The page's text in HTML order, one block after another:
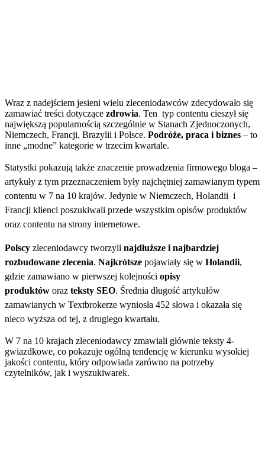
Wraz z nadejściem jesieni wielu zleceniodawców zdecydowało się
zamawiać treści dotyczące zdrowia. Ten typ contentu cieszył się
największą popularnością szczególnie w Stanach Zjednoczonych,
Niemczech, Francji, Brazylii i Polsce. Podróże, praca i biznes – to
inne „modne” kategorie w trzecim kwartale.
Statystki pokazują także znaczenie prowadzenia firmowego bloga –
artykuły z tym przeznaczeniem były najchętniej zamawianym typem
contentu w 7 na 10 krajów. Jedynie w Niemczech, Holandii i
Francji klienci poszukiwali przede wszystkim opisów produktów
oraz contentu na strony internetowe.
Polscy zleceniodawcy tworzyli najdłuższe i najbardziej
rozbudowane zlecenia. Najkrótsze pojawiały się w Holandii,
gdzie zamawiano w pierwszej kolejności opisy
produktów oraz teksty SEO. Średnia długość artykułów
zamawianych w Textbrokerze wyniosła 452 słowa i okazała się
nieco wyższa od tej, z drugiego kwartału.
W 7 na 10 krajach zleceniodawcy zmawiali głównie teksty 4-
gwiazdkowe, co pokazuje ogólną tendencję w kierunku wysokiej
jakości contentu, który odpowiada zarówno na potrzeby
czytelników, jak i wyszukiwarek.